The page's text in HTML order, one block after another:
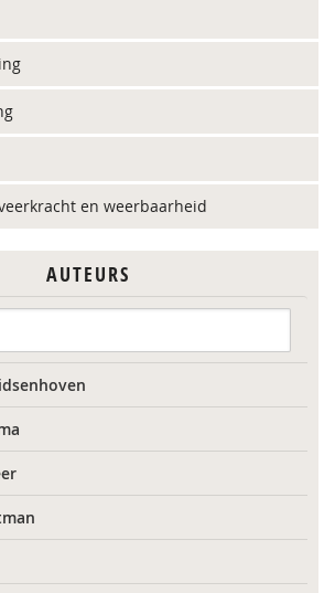
en weerbaarheid
AUTEURS